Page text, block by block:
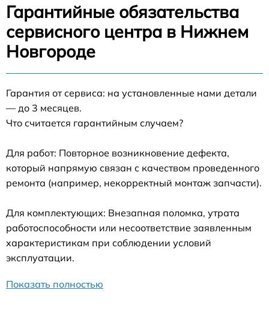
Гарантийные обязательства
сервисного центра в Нижнем
Новгороде
Гарантия от сервиса: на установленные нами детали
— до 3 месяцев.
Что считается гарантийным случаем?
Для работ: Повторное возникновение дефекта,
который напрямую связан с качеством проведенного
ремонта (например, некорректный монтаж запчасти).
Для комплектующих: Внезапная поломка, утрата
работоспособности или несоответствие заявленным
характеристикам при соблюдении условий
эксплуатации.
Показать полностью